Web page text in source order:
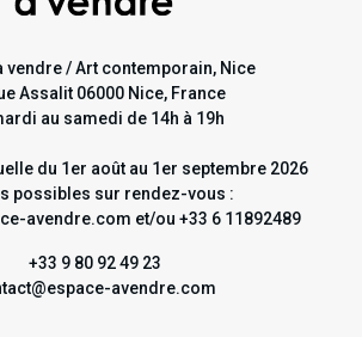
vendre / Art contemporain, Nice
Assalit 06000 Nice, France
au samedi de 14h à 19h
du 1er août au 1er septembre 2026
possibles sur rendez-vous :
avendre.com et/ou +33 6 11892489
+33 9 80 92 49 23
avendre.com